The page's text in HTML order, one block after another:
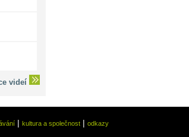
videí
| kultura a společnost| odkazy